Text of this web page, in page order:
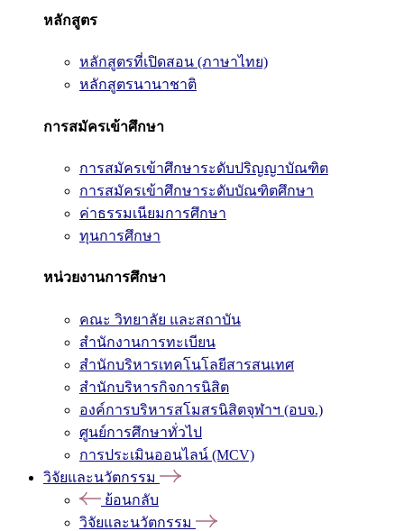
หลักสูตร
หลักสูตรที่เปิดสอน (ภาษาไทย)
หลักสูตรนานาชาติ
การสมัครเข้าศึกษา
การสมัครเข้าศึกษาระดับปริญญาบัณฑิต
การสมัครเข้าศึกษาระดับบัณฑิตศึกษา
ค่าธรรมเนียมการศึกษา
ทุนการศึกษา
หน่วยงานการศึกษา
คณะ วิทยาลัย และสถาบัน
สำนักงานการทะเบียน
สำนักบริหารเทคโนโลยีสารสนเทศ
สำนักบริหารกิจการนิสิต
องค์การบริหารสโมสรนิสิตจุฬาฯ (อบจ.)
ศูนย์การศึกษาทั่วไป
การประเมินออนไลน์ (MCV)
วิจัยและนวัตกรรม
ย้อนกลับ
วิจัยและนวัตกรรม